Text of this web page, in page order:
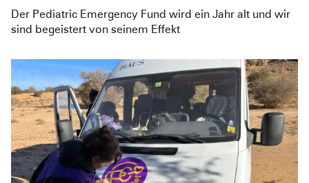
Der Pediatric Emergency Fund wird ein Jahr alt und wir
sind begeistert von seinem Effekt